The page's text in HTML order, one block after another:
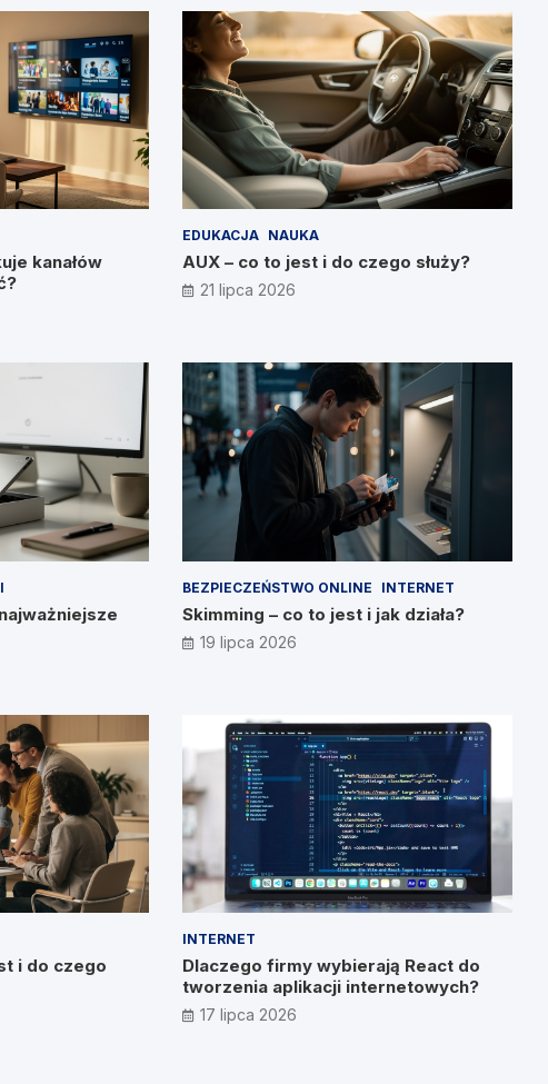
kanałów
EDUKACJA NAUKA
AUX – co to jest i do czego służy?
21 lipca 2026
BEZPIECZEŃSTWO ONLINE INTERNET
Skimming – co to jest i jak działa?
19 lipca 2026
i do czego
INTERNET
Dlaczego firmy wybierają React do
tworzenia aplikacji internetowych?
17 lipca 2026